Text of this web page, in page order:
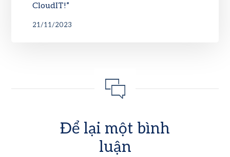
CloudIT!”
21/11/2023
Để lại một bình
luận